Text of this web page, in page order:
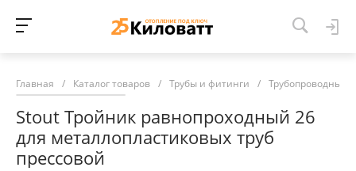
Главная / Каталог товаров / Трубы и фитинги / Трубопроводные
Stout Тройник равнопроходный 26
для металлопластиковых труб
прессовой